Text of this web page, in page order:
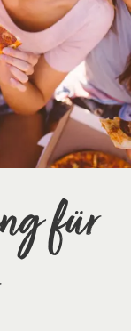
für